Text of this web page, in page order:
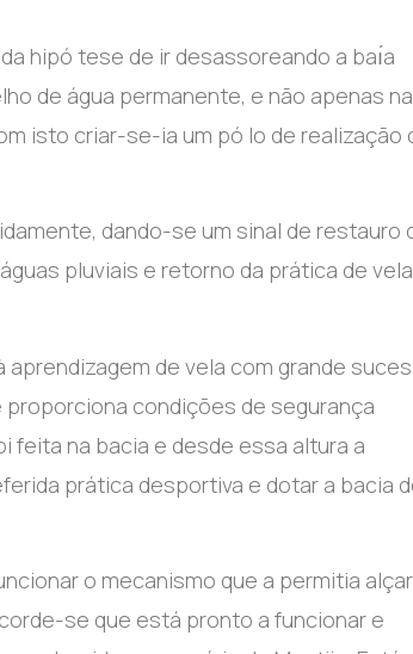
hipó tese de ir desassoreando a baı́a
de água permanente, e não apenas na
isto criar-se-ia um pó lo de realização
dando-se um sinal de restauro
pluviais e retorno da prática de
de vela com grande
condições de segurança
feita na bacia e desde essa altura a
prática desportiva e dotar a bacia
o mecanismo que a permitia
se que está pronto a funcionar e